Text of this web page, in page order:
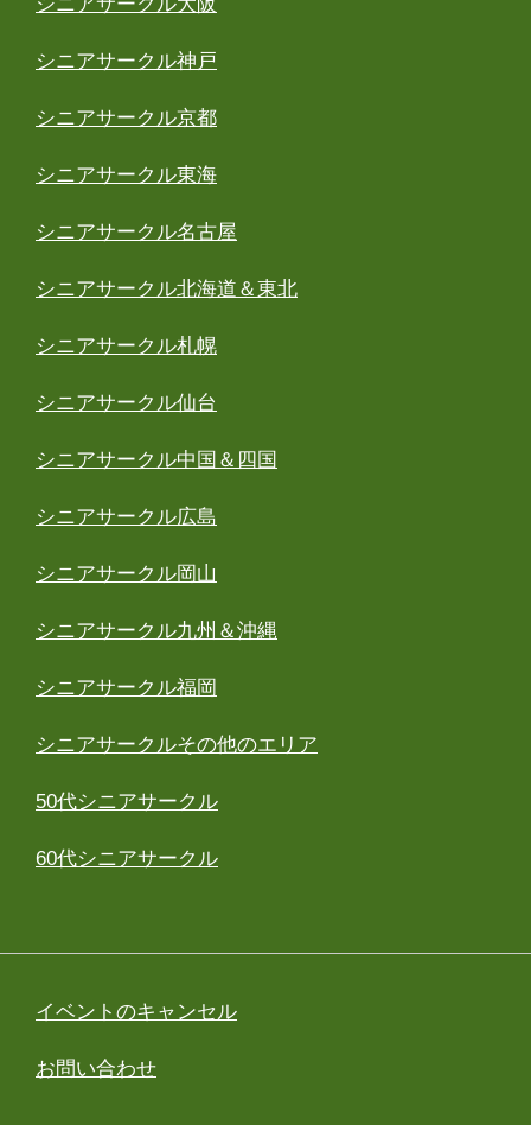
シニアサークル神戸
シニアサークル京都
シニアサークル東海
シニアサークル名古屋
シニアサークル北海道＆東北
シニアサークル札幌
シニアサークル仙台
シニアサークル中国＆四国
シニアサークル広島
シニアサークル岡山
シニアサークル九州＆沖縄
シニアサークル福岡
シニアサークルその他のエリア
50代シニアサークル
60代シニアサークル
イベントのキャンセル
お問い合わせ